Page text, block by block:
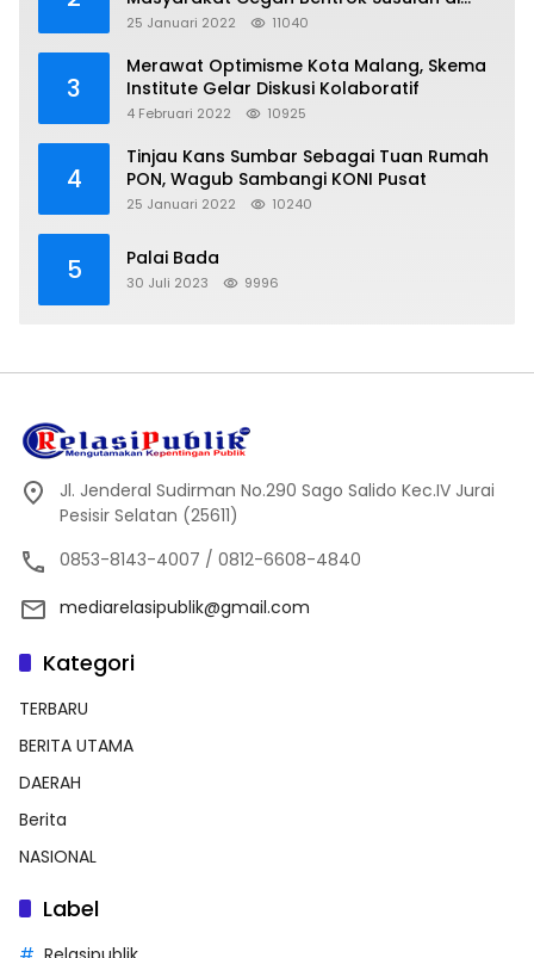
Sorong
25 Januari 2022 11040
3
Merawat Optimisme Kota Malang, Skema
Institute Gelar Diskusi Kolaboratif
4 Februari 2022 10925
4
Tinjau Kans Sumbar Sebagai Tuan Rumah
PON, Wagub Sambangi KONI Pusat
25 Januari 2022 10240
5 Palai Bada
30 Juli 2023 9996
Jl. Jenderal Sudirman No.290 Sago Salido Kec.IV Jurai
Pesisir Selatan (25611)
0853-8143-4007 / 0812-6608-4840
mediarelasipublik@gmail.com
Kategori
TERBARU
BERITA UTAMA
DAERAH
Berita
NASIONAL
Label